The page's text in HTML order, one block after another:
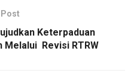
Post
Keterpaduan
Melalui Revisi RTRW